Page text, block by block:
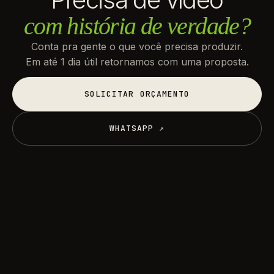
com história de verdade?
Conta pra gente o que você precisa produzir.
Em até 1 dia útil retornamos com uma proposta.
SOLICITAR ORÇAMENTO
WHATSAPP ↗